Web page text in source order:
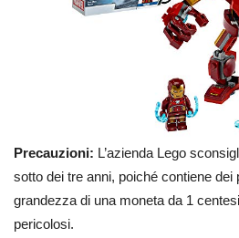
Precauzioni: L’azienda Lego
sotto dei tre anni, poiché contiene
grandezza di una moneta da 1
pericolosi.